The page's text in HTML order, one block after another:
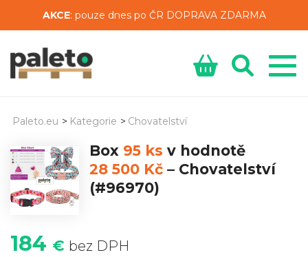
AKCE: pouze dnes po ČR DOPRAVA ZDARMA
Paleto.eu > Kategorie > Chovatelství
Box 95 ks v hodnotě
28 500 Kč – Chovatelství
(#96970)
184 € bez DPH